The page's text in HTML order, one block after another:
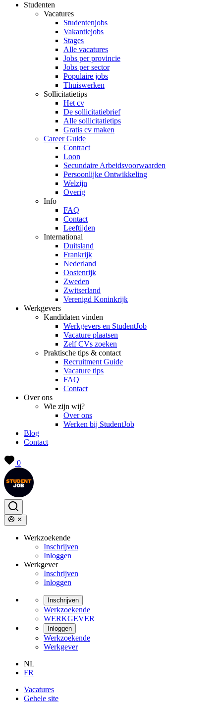
Studenten
Vacatures
Studentenjobs
Vakantiejobs
Stages
Alle vacatures
Jobs per provincie
Jobs per sector
Populaire jobs
Thuiswerken
Sollicitatietips
Het cv
De sollicitatiebrief
Alle sollicitatietips
Gratis cv maken
Career Guide
Contract
Loon
Secundaire Arbeidsvoorwaarden
Persoonlijke Ontwikkeling
Welzijn
Overig
Info
FAQ
Contact
Leeftijden
International
Duitsland
Frankrijk
Nederland
Oostenrijk
Zweden
Zwitserland
Verenigd Koninkrijk
Werkgevers
Kandidaten vinden
Werkgevers en StudentJob
Vacature plaatsen
Zelf CVs zoeken
Praktische tips & contact
Recruitment Guide
Vacature tips
FAQ
Contact
Over ons
Wie zijn wij?
Over ons
Werken bij StudentJob
Blog
Contact
0
Werkzoekende
Inschrijven
Inloggen
Werkgever
Inschrijven
Inloggen
Inschrijven
Werkzoekende
WERKGEVER
Inloggen
Werkzoekende
Werkgever
NL
FR
Vacatures
Gehele site